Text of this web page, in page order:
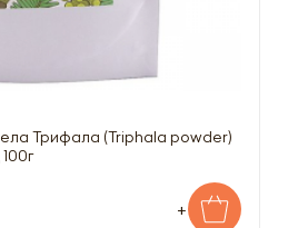
Трифала (Triphala powder)
+